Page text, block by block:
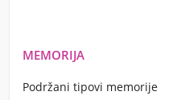
MEMORIJA
Podržani tipovi memorije